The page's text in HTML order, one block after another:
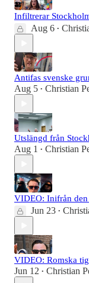
Infiltrerar
Aug 6 •
Antifas svenske
Aug 5 • Christian
Utslängd från
Aug 1 • Christian
VIDEO: Inifrån
Jun 23 •
VIDEO: Romska
Jun 12 • Christian